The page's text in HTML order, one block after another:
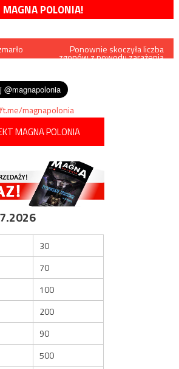
MAGNA POLONIA!
Ponownie skoczyła liczba
zgonów z powodu zarażenia
t.me/magnapolonia
MAGNA POLONIA
30
70
100
200
90
500